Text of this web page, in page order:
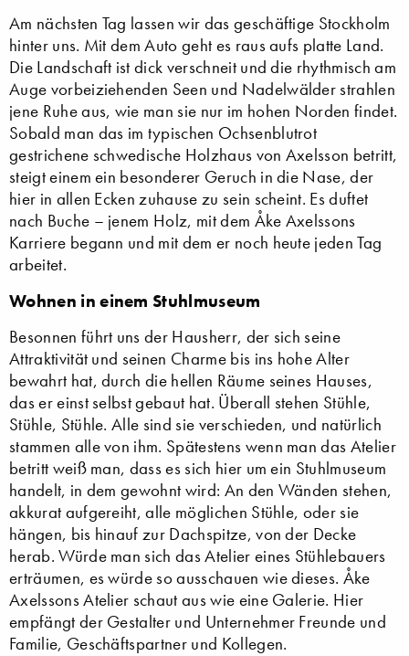
Am nächsten Tag lassen wir das geschäftige Stockholm
hinter uns. Mit dem Auto geht es raus aufs platte Land.
Die Landschaft ist dick verschneit und die rhythmisch am
Auge vorbeiziehenden Seen und Nadelwälder strahlen
jene Ruhe aus, wie man sie nur im hohen Norden findet.
Sobald man das im typischen Ochsenblutrot
gestrichene schwedische Holzhaus von Axelsson betritt,
steigt einem ein besonderer Geruch in die Nase, der
hier in allen Ecken zuhause zu sein scheint. Es duftet
nach Buche – jenem Holz, mit dem Åke Axelssons
Karriere begann und mit dem er noch heute jeden Tag
arbeitet.
Wohnen in einem Stuhlmuseum
Besonnen führt uns der Hausherr, der sich seine
Attraktivität und seinen Charme bis ins hohe Alter
bewahrt hat, durch die hellen Räume seines Hauses,
das er einst selbst gebaut hat. Überall stehen Stühle,
Stühle, Stühle. Alle sind sie verschieden, und natürlich
stammen alle von ihm. Spätestens wenn man das Atelier
betritt weiß man, dass es sich hier um ein Stuhlmuseum
handelt, in dem gewohnt wird: An den Wänden stehen,
akkurat aufgereiht, alle möglichen Stühle, oder sie
hängen, bis hinauf zur Dachspitze, von der Decke
herab. Würde man sich das Atelier eines Stühlebauers
erträumen, es würde so ausschauen wie dieses. Åke
Axelssons Atelier schaut aus wie eine Galerie. Hier
empfängt der Gestalter und Unternehmer Freunde und
Familie, Geschäftspartner und Kollegen.